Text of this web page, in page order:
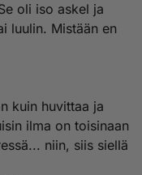
oli iso askel ja
luulin. Mistään en
kuin huvittaa ja
ilma on toisinaan
niin, siis siellä